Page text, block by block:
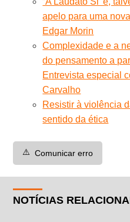
apelo para uma
Edgar Morin
Complexidade e a
do pensamento a
Entrevista especial
Carvalho
Resistir à violência
sentido da ética
⚠️ Comunicar erro
NOTÍCIAS